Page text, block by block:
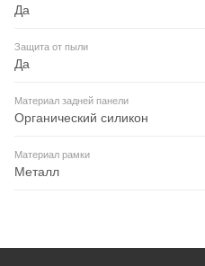
Да
Защита от пыли
Да
Материал задней панели
Органический силикон
Материал рамки
Металл